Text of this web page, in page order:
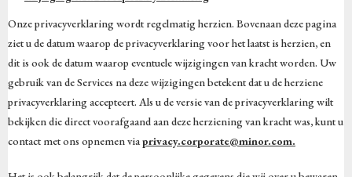
Onze privacyverklaring wordt regelmatig herzien. Bovenaan deze pagina
ziet u de datum waarop de privacyverklaring voor het laatst is herzien, en
dit is ook de datum waarop eventuele wijzigingen van kracht worden. Uw
gebruik van de Services na deze wijzigingen betekent dat u de herziene
privacyverklaring accepteert. Als u de versie van de privacyverklaring wilt
bekijken die direct voorafgaand aan deze herziening van kracht was, kunt u
contact met ons opnemen viaprivacy.corporate@minor.com.